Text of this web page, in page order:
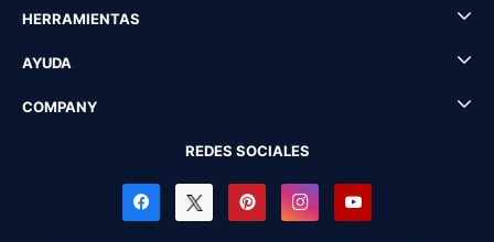
HERRAMIENTAS
AYUDA
COMPANY
REDES SOCIALES